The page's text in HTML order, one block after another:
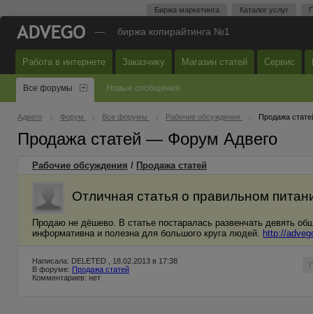
Биржа маркетинга Каталог услуг
— биржа копирайтинга №1
Работа в интернете Заказчику Магазин статей Сервис
Все форумы Новые сообщения
Адвего Форум Все форумы Рабочие обсуждения Продажа
Продажа статей — Форум Адвего
Рабочие обсуждения / Продажа статей
Отличная статья о правильном
Продаю не дёшево. В статье постаралась развенчать девять
информативна и полезна для большого круга людей. http://
Написала: DELETED , 18.02.2013 в 17:38
В форуме: Продажа статей
Комментариев: нет